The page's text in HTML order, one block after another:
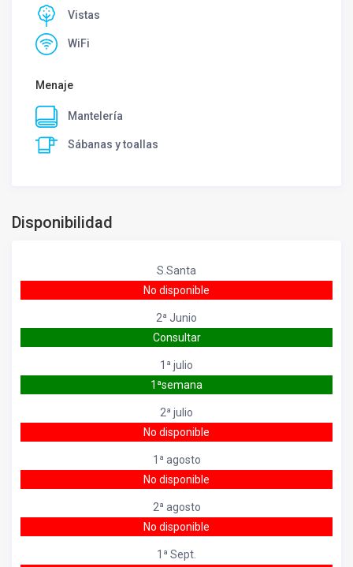
Vistas
WiFi
Menaje
Mantelería
Sábanas y toallas
Disponibilidad
S.Santa
No disponible
2ª Junio
Consultar
1ª julio
1ªsemana
2ª julio
No disponible
1ª agosto
No disponible
2ª agosto
No disponible
1ª Sept.